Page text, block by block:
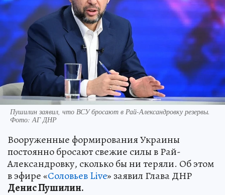
Пушилин заявил, что ВСУ бросают в Рай-Александровку резервы.
Фото: АГ ДНР
Вооруженные формирования Украины
постоянно бросают свежие силы в Рай-
Александровку, сколько бы ни теряли. Об этом
в эфире «Соловьев Live» заявил Глава ДНР
Денис Пушилин.